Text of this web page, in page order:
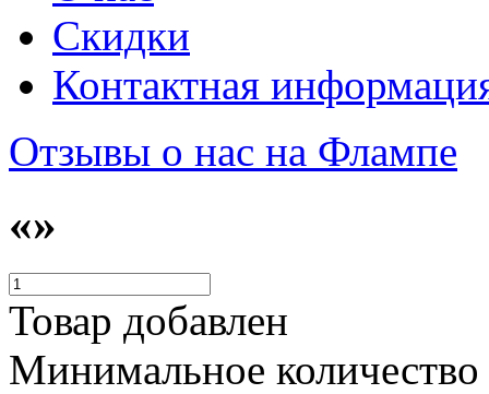
Скидки
Контактная
Отзывы о нас на Флампе
«»
Товар добавлен
Минимальное